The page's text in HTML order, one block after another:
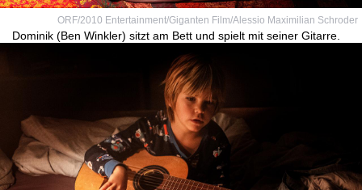
ORF/2010 Entertainment/Giganten Film/Alessio Maximilian Schroder
Dominik (Ben Winkler) sitzt am Bett und spielt mit seiner Gitarre.